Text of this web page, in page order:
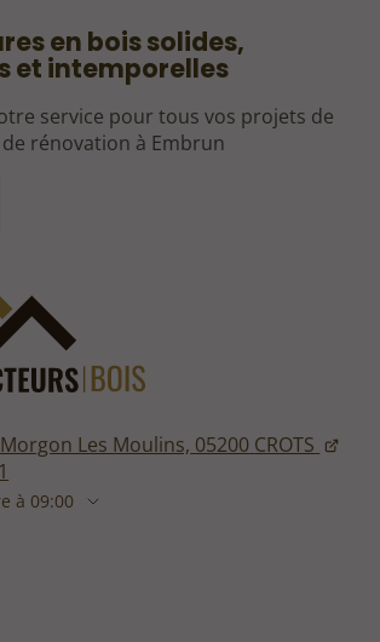
Les Moulins, 05200 CROTS
à 09:00
en bois solides,
et intemporelles
service pour tous vos projets de
rénovation à Embrun